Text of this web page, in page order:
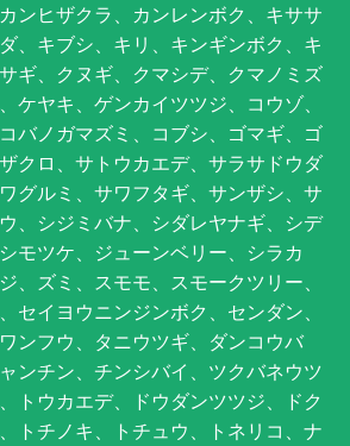
ンヒザクラ、カンレンボク、キササ
、キブシ、キリ、キンギンボク、キ
ギ、クヌギ、クマシデ、クマノミズ
ケヤキ、ゲンカイツツジ、コウゾ、
バノガマズミ、コブシ、ゴマギ、ゴ
クロ、サトウカエデ、サラサドウダ
グルミ、サワフタギ、サンザシ、サ
、シジミバナ、シダレヤナギ、シデ
モツケ、ジューンベリー、シラカ
、ズミ、スモモ、スモークツリー、
セイヨウニンジンボク、センダン、
ンフウ、タニウツギ、ダンコウバ
ンチン、チンシバイ、ツクバネウツ
トウカエデ、ドウダンツツジ、ドク
トチノキ、トチュウ、トネリコ、ナ